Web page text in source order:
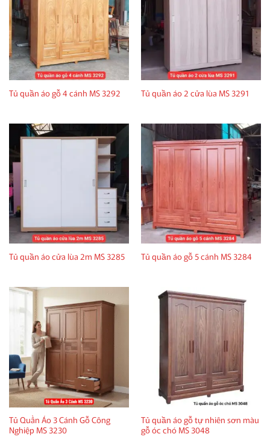
Tủ quần áo gỗ 4 cánh MS 3292 Tủ quần áo 2 cửa lùa MS 3291
Tủ quần áo cửa lùa 2m MS 3285 Tủ quần áo gỗ 5 cánh MS 3284
Tủ Quần Áo 3 Cánh Gỗ Công
Nghiệp MS 3230
Tủ quần áo gỗ tự nhiên sơn màu
gỗ óc chó MS 3048